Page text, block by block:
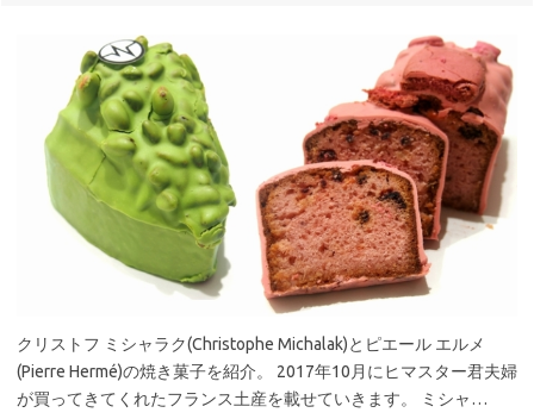
クリストフ ミシャラク(Christophe Michalak)とピエール エルメ
(Pierre Hermé)の焼き菓子を紹介。 2017年10月にヒマスター君夫婦
が買ってきてくれたフランス土産を載せていきます。 ミシャ…